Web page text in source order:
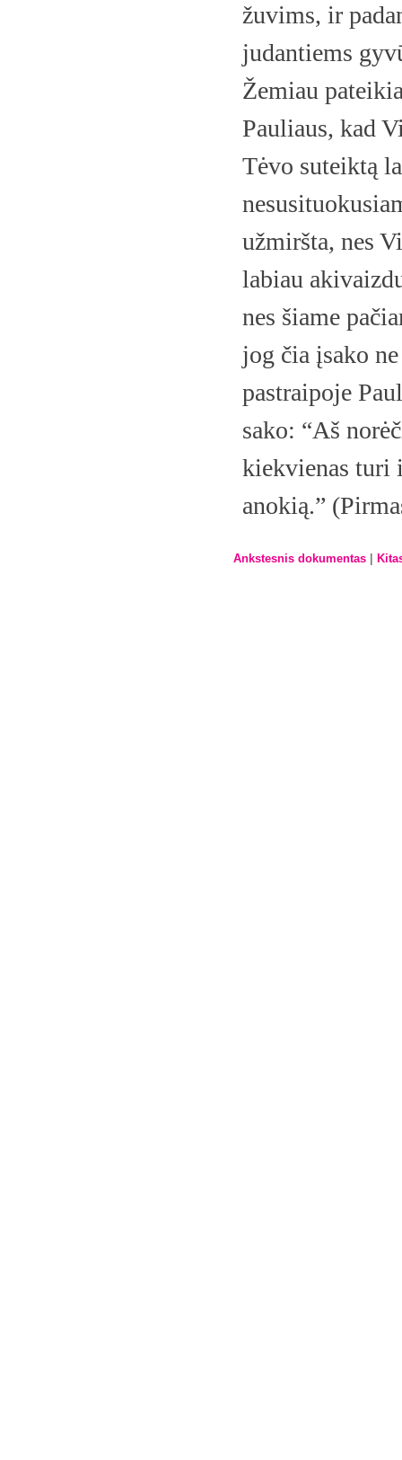
žuvims, ir
judantiems
Žemiau
Pauliaus, kad
Tėvo suteiktą
užmiršta, nes
labiau
nes šiame
jog čia įsako
pastraipoje
sako: “Aš
kiekvienas turi
anokią.”
Ankstesnis dokumentas |